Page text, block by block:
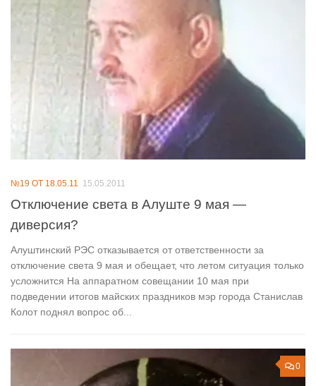
№19 ОТ 18.05.11 15.05.2011
Отключение света в Алуште 9 мая —
диверсия?
Алуштинский РЭС отказывается от ответственности за
отключение света 9 мая и обещает, что летом ситуация только
усложнится На аппаратном совещании 10 мая при
подведении итогов майских праздников мэр города Станислав
Колот поднял вопрос об...
0